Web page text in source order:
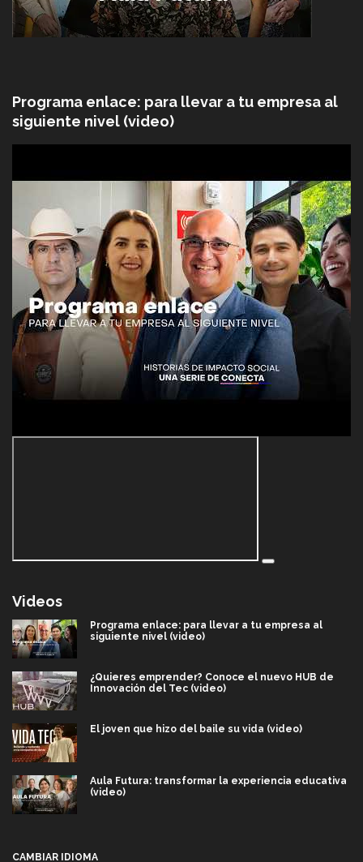
Programa enlace: para llevar a tu empresa al
siguiente nivel (video)
Videos
Programa enlace: para llevar a tu empresa al
siguiente nivel (video)
¿Quieres emprender? Conoce el nuevo HUB de
Innovación del Tec (video)
El joven que hizo del baile su vida (video)
Aula Futura: transformar la experiencia educativa
(video)
CAMBIAR IDIOMA